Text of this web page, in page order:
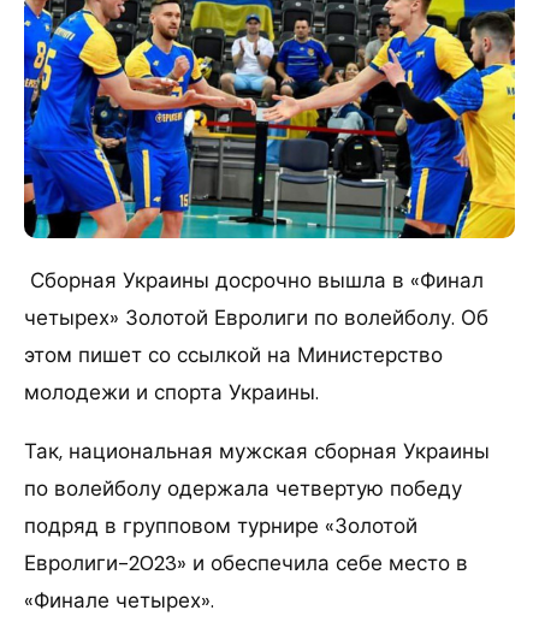
Сборная Украины досрочно вышла в «Финал
четырех» Золотой Евролиги по волейболу. Об
этом пишет со ссылкой на Министерство
молодежи и спорта Украины.
Так, национальная мужская сборная Украины
по волейболу одержала четвертую победу
подряд в групповом турнире «Золотой
Евролиги-2023» и обеспечила себе место в
«Финале четырех».